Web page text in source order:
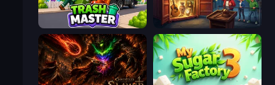
Trash Master Container Auction